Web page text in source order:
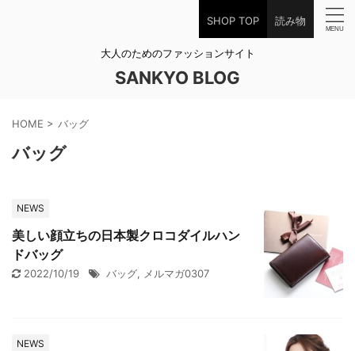
SHOP TOP 読み物
大人のためのファッションサイト
SANKYO BLOG
HOME > バッグ
バッグ
NEWS
美しい顔立ちの日本製クロコダイルハン
ドバッグ
2022/10/19 バッグ, メルマガ0307
NEWS